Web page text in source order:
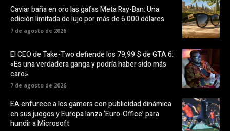
Caviar baña en oro las gafas Meta Ray-Ban: Una
edición limitada de lujo por más de 6.000 dólares
7 de agosto de 2026
El CEO de Take-Two defiende los 79,99 $ de GTA 6:
«Es una verdadera ganga y podría haber sido más
caro»
7 de agosto de 2026
EA enfurece a los gamers con publicidad dinámica
en sus juegos y Europa lanza ‘Euro-Office’ para
hundir a Microsoft